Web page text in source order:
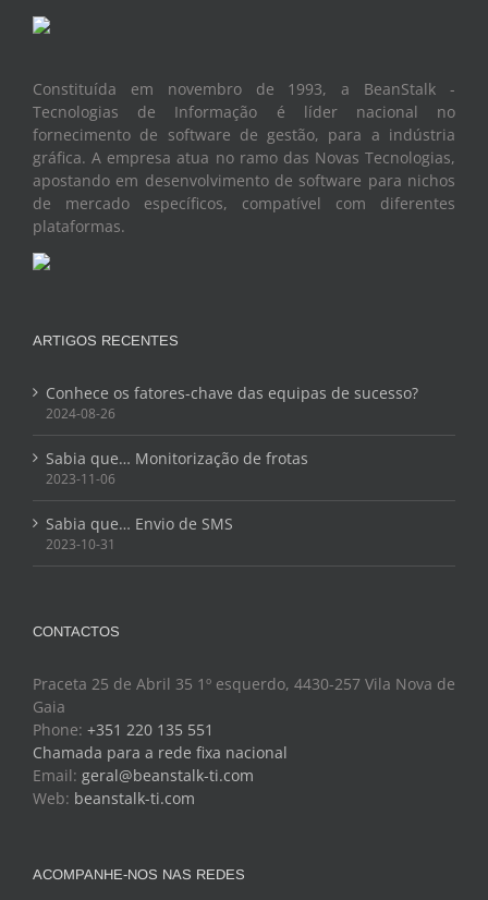
Constituída em novembro de 1993, a BeanStalk -
Tecnologias de Informação é líder nacional no
fornecimento de software de gestão, para a indústria
gráfica. A empresa atua no ramo das Novas Tecnologias,
apostando em desenvolvimento de software para nichos
de mercado específicos, compatível com diferentes
plataformas.
ARTIGOS RECENTES
Conhece os fatores-chave das equipas de sucesso?
2024-08-26
Sabia que… Monitorização de frotas
2023-11-06
Sabia que… Envio de SMS
2023-10-31
CONTACTOS
Praceta 25 de Abril 35 1º esquerdo, 4430-257 Vila Nova de
Gaia
Phone: +351 220 135 551
Chamada para a rede fixa nacional
Email: geral@beanstalk-ti.com
Web: beanstalk-ti.com
ACOMPANHE-NOS NAS REDES